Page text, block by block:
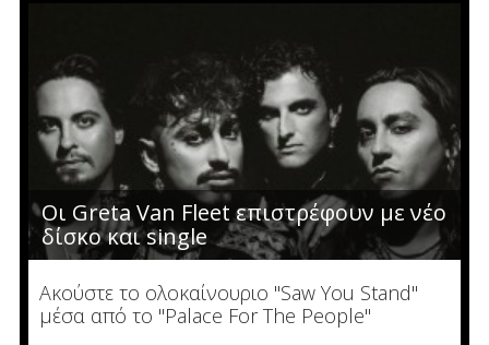
Οι Greta Van Fleet επιστρέφουν με νέο
δίσκο και single
Ακούστε το ολοκαίνουριο "Saw You Stand"
μέσα από το "Palace For The People"